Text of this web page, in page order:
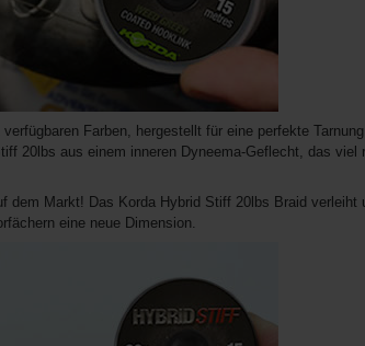
Farben, hergestellt für eine perfekte
20lbs aus einem inneren Dyneema-Geflecht, das viel
dem Markt! Das Korda Hybrid Stiff 20lbs Braid verleiht
eine neue Dimension.